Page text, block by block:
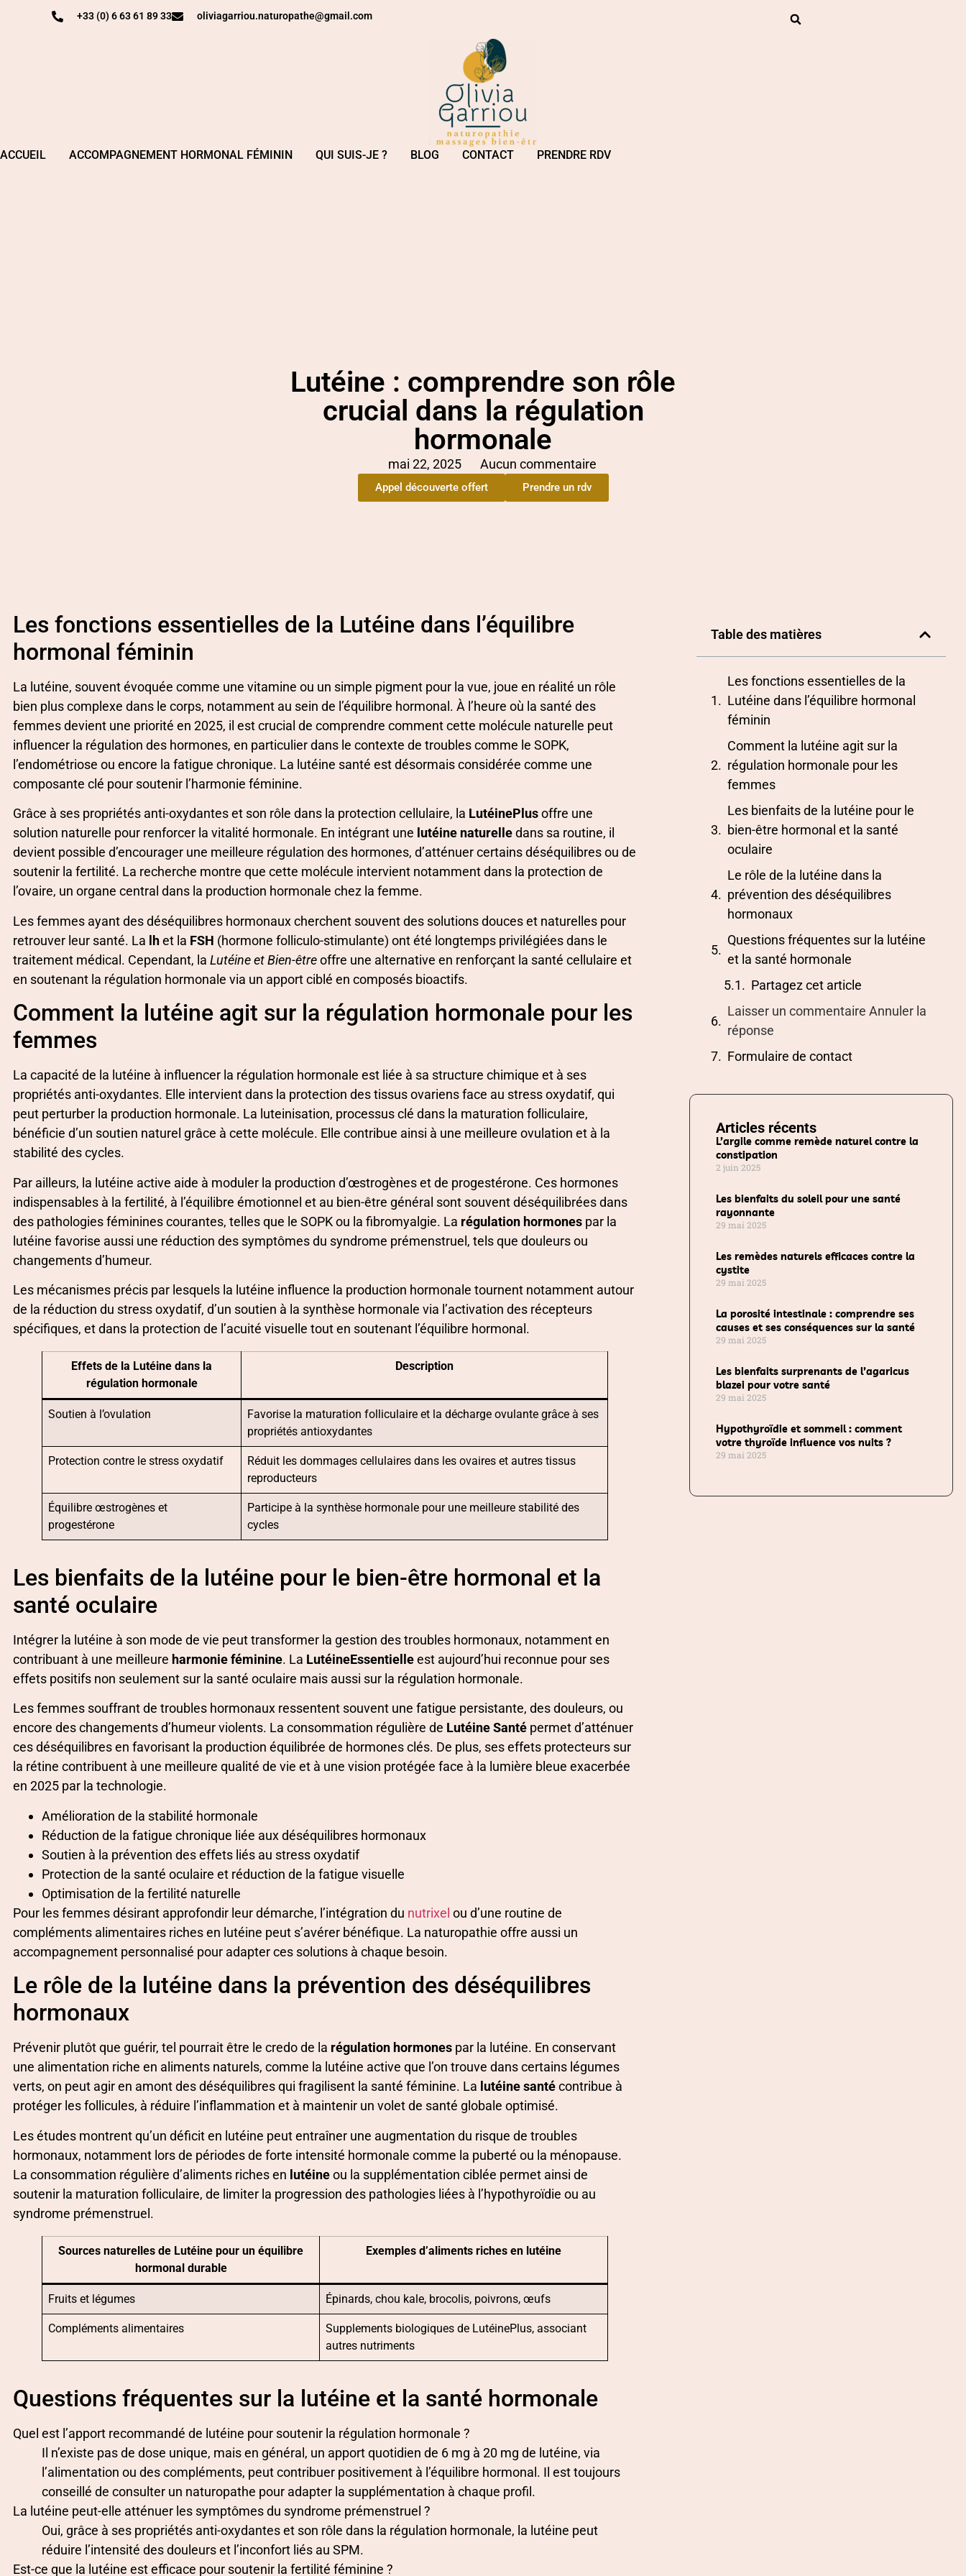
+33 (0) 6 63 61 89 33 oliviagarriou.naturopathe@gmail.com
ACCUEIL ACCOMPAGNEMENT HORMONAL FÉMININ QUI SUIS-JE ? BLOG CONTACT PRENDRE RDV
Lutéine : comprendre son rôle
crucial dans la régulation
hormonale
mai 22, 2025 Aucun commentaire
Appel découverte offert Prendre un rdv
Les fonctions essentielles de la Lutéine dans l’équilibre
hormonal féminin
La lutéine, souvent évoquée comme une vitamine ou un simple pigment pour la vue, joue en réalité un rôle
bien plus complexe dans le corps, notamment au sein de l’équilibre hormonal. À l’heure où la santé des
femmes devient une priorité en 2025, il est crucial de comprendre comment cette molécule naturelle peut
influencer la régulation des hormones, en particulier dans le contexte de troubles comme le SOPK,
l’endométriose ou encore la fatigue chronique. La lutéine santé est désormais considérée comme une
composante clé pour soutenir l’harmonie féminine.
Grâce à ses propriétés anti-oxydantes et son rôle dans la protection cellulaire, la LutéinePlusoffre une
solution naturelle pour renforcer la vitalité hormonale. En intégrant une lutéine naturelledans sa routine, il
devient possible d’encourager une meilleure régulation des hormones, d’atténuer certains déséquilibres ou de
soutenir la fertilité. La recherche montre que cette molécule intervient notamment dans la protection de
l’ovaire, un organe central dans la production hormonale chez la femme.
Les femmes ayant des déséquilibres hormonaux cherchent souvent des solutions douces et naturelles pour
retrouver leur santé. La
lhet la FSH (hormone folliculo-stimulante) ont été longtemps privilégiées dans le
traitement médical. Cependant, la Lutéine et Bien-êtreoffre une alternative en renforçant la santé cellulaire et
en soutenant la régulation hormonale via un apport ciblé en composés bioactifs.
Comment la lutéine agit sur la régulation hormonale pour les
femmes
La capacité de la lutéine à influencer la régulation hormonale est liée à sa structure chimique et à ses
propriétés anti-oxydantes. Elle intervient dans la protection des tissus ovariens face au stress oxydatif, qui
peut perturber la production hormonale. La luteinisation, processus clé dans la maturation folliculaire,
bénéficie d’un soutien naturel grâce à cette molécule. Elle contribue ainsi à une meilleure ovulation et à la
stabilité des cycles.
Par ailleurs, la lutéine active aide à moduler la production d’œstrogènes et de progestérone. Ces hormones
indispensables à la fertilité, à l’équilibre émotionnel et au bien-être général sont souvent déséquilibrées dans
des pathologies féminines courantes, telles que le SOPK ou la fibromyalgie. La régulation hormones par la
lutéine favorise aussi une réduction des symptômes du syndrome prémenstruel, tels que douleurs ou
changements d’humeur.
Les mécanismes précis par lesquels la lutéine influence la production hormonale tournent notamment autour
de la réduction du stress oxydatif, d’un soutien à la synthèse hormonale via l’activation des récepteurs
spécifiques, et dans la protection de l’acuité visuelle tout en soutenant l’équilibre hormonal.
Effets de la Lutéine dans la
régulation hormonale
Description
Soutien à l’ovulation
Favorise la maturation folliculaire et la décharge ovulante grâce à ses
propriétés antioxydantes
Protection contre le stress oxydatif
Réduit les dommages cellulaires dans les ovaires et autres tissus
reproducteurs
Équilibre œstrogènes et
progestérone
Participe à la synthèse hormonale pour une meilleure stabilité des
cycles
Les bienfaits de la lutéine pour le bien-être hormonal et la
santé oculaire
Intégrer la lutéine à son mode de vie peut transformer la gestion des troubles hormonaux, notamment en
contribuant à une meilleure harmonie féminine. La LutéineEssentielleest aujourd’hui reconnue pour ses
effets positifs non seulement sur la santé oculaire mais aussi sur la régulation hormonale.
Les femmes souffrant de troubles hormonaux ressentent souvent une fatigue persistante, des douleurs, ou
encore des changements d’humeur violents. La consommation régulière de Lutéine Santé permet d’atténuer
ces déséquilibres en favorisant la production équilibrée de hormones clés. De plus, ses effets protecteurs sur
la rétine contribuent à une meilleure qualité de vie et à une vision protégée face à la lumière bleue exacerbée
en 2025 par la technologie.
Amélioration de la stabilité hormonale
Réduction de la fatigue chronique liée aux déséquilibres hormonaux
Soutien à la prévention des effets liés au stress oxydatif
Protection de la santé oculaire et réduction de la fatigue visuelle
Optimisation de la fertilité naturelle
Pour les femmes désirant approfondir leur démarche, l’intégration du nutrixel ou d’une routine de
compléments alimentaires riches en lutéine peut s’avérer bénéfique. La naturopathie offre aussi un
accompagnement personnalisé pour adapter ces solutions à chaque besoin.
Le rôle de la lutéine dans la prévention des déséquilibres
hormonaux
Prévenir plutôt que guérir, tel pourrait être le credo de la régulation hormones par la lutéine. En conservant
une alimentation riche en aliments naturels, comme la lutéine active que l’on trouve dans certains légumes
verts, on peut agir en amont des déséquilibres qui fragilisent la santé féminine. La lutéine santécontribue à
protéger les follicules, à réduire l’inflammation et à maintenir un volet de santé globale optimisé.
Les études montrent qu’un déficit en lutéine peut entraîner une augmentation du risque de troubles
hormonaux, notamment lors de périodes de forte intensité hormonale comme la puberté ou la ménopause.
La consommation régulière d’aliments riches en lutéineou la supplémentation ciblée permet ainsi de
soutenir la maturation folliculaire, de limiter la progression des pathologies liées à l’hypothyroïdie ou au
syndrome prémenstruel.
Sources naturelles de Lutéine pour un équilibre
hormonal durable
Exemples d’aliments riches en lutéine
Fruits et légumes Épinards, chou kale, brocolis, poivrons, œufs
Compléments alimentaires
Supplements biologiques de LutéinePlus, associant
autres nutriments
Questions fréquentes sur la lutéine et la santé hormonale
Quel est l’apport recommandé de lutéine pour soutenir la régulation hormonale ?
Il n’existe pas de dose unique, mais en général, un apport quotidien de 6 mg à 20 mg de lutéine, via
l’alimentation ou des compléments, peut contribuer positivement à l’équilibre hormonal. Il est toujours
conseillé de consulter un naturopathe pour adapter la supplémentation à chaque profil.
La lutéine peut-elle atténuer les symptômes du syndrome prémenstruel ?
Oui, grâce à ses propriétés anti-oxydantes et son rôle dans la régulation hormonale, la lutéine peut
réduire l’intensité des douleurs et l’inconfort liés au SPM.
Est-ce que la lutéine est efficace pour soutenir la fertilité féminine ?
Table des matières
Les fonctions essentielles de la
Lutéine dans l’équilibre hormonal
féminin
Comment la lutéine agit sur la
régulation hormonale pour les
femmes
Les bienfaits de la lutéine pour le
bien-être hormonal et la santé
oculaire
Le rôle de la lutéine dans la
prévention des déséquilibres
hormonaux
Questions fréquentes sur la lutéine
et la santé hormonale
Partagez cet article
Laisser un commentaire Annuler la
réponse
Formulaire de contact
Articles récents
L’argile comme remède naturel contre la
constipation
2 juin 2025
Les bienfaits du soleil pour une santé
rayonnante
29 mai 2025
Les remèdes naturels efficaces contre la
cystite
29 mai 2025
La porosité intestinale : comprendre ses
causes et ses conséquences sur la santé
29 mai 2025
Les bienfaits surprenants de l’agaricus
blazei pour votre santé
29 mai 2025
Hypothyroïdie et sommeil : comment
votre thyroïde influence vos nuits ?
29 mai 2025